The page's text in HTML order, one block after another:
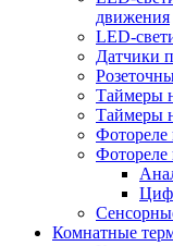
движения
LED-
Датчики
Таймеры
Таймеры
Фотореле
Фотореле
Комнатные